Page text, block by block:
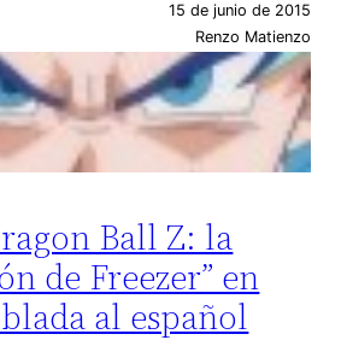
15 de junio de 2015
Renzo Matienzo
Ball Z: la
de Freezer” en
al español